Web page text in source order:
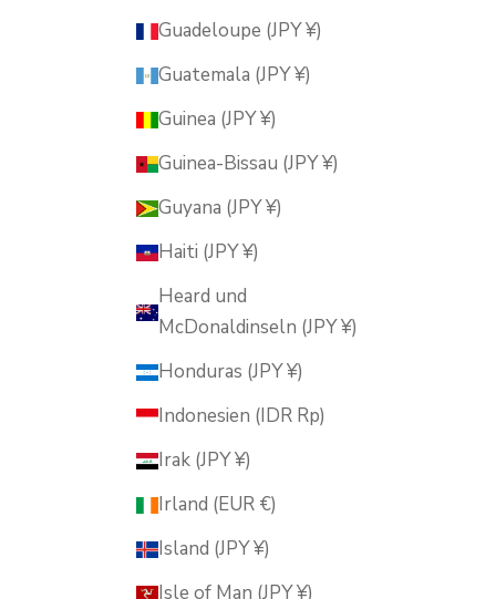
Guadeloupe (JPY ¥)
Guatemala (JPY ¥)
Guinea (JPY ¥)
Guinea-Bissau (JPY ¥)
Guyana (JPY ¥)
Haiti (JPY ¥)
Heard und
McDonaldinseln (JPY ¥)
Honduras (JPY ¥)
Indonesien (IDR Rp)
Irak (JPY ¥)
Irland (EUR €)
Island (JPY ¥)
Isle of Man (JPY ¥)